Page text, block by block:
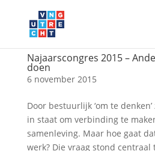
Najaarscongres 2015 –
doen
6 november 2015
Door bestuurlijk ‘om te
in staat om verbinding te
samenleving. Maar hoe gaat
werk? Die vraag stond